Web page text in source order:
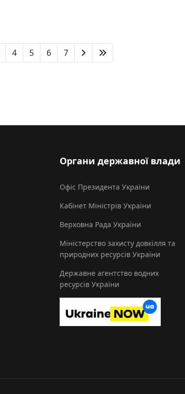
4 5 6 7
Органи державної влади
Офіс Президента України
Кабінет Міністрів України
Верховна Рада України
Міністерство захисту довкілля та
природних ресурсів України
Державне агентство водних
ресурсів України